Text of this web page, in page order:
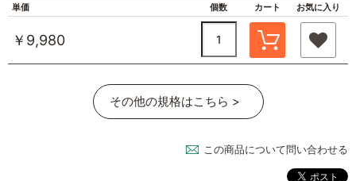
単価 個数 カート お気に入り
￥9,980
その他の規格はこちら >
この商品について問い合わせる